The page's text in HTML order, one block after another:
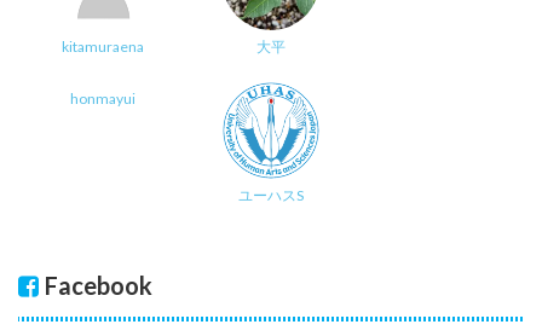
kitamuraena 大平
honmayui
ユーハスS
Facebook